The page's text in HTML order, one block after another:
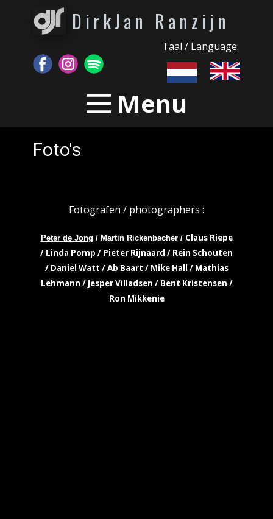
DirkJan Ranzijn
Taal / Language:
Menu
Foto's
Fotografen / photographers :
Peter de Jong / Martin Rickenbacher / Claus Riepe
/ Linda Pomp / Pieter Rijnaard / Rein Schouten
/ Daniel Watt / Ab Baart / Mike Hall / Mathias
Lehmann / Jesper Villadsen / Bent Kristensen /
Ron Mikkenie